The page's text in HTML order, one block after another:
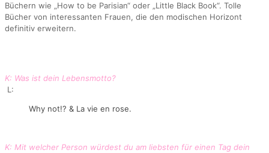
Büchern wie „How to be Parisian“ oder „Little Black Book“. Tolle
Bücher von interessanten Frauen, die den modischen Horizont
definitiv erweitern.
K: Was ist dein Lebensmotto?
L:
Why not!? & La vie en rose.
K: Mit welcher Person würdest du am liebsten für einen Tag dein